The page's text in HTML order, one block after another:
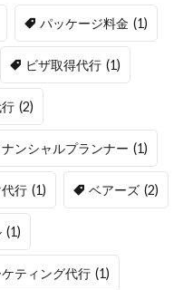
パッケージ料金 (1)
ビザ取得代行 (1)
(2)
ンシャルプランナー (1)
行 (1) ベアーズ (2)
(1)
ティング代行 (1)